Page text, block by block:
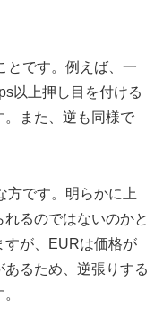
とです。例えば、一
以上押し目を付ける
。また、逆も同様で
方です。明らかに上
るのではないのかと
すが、EURは価格が
るため、逆張りする